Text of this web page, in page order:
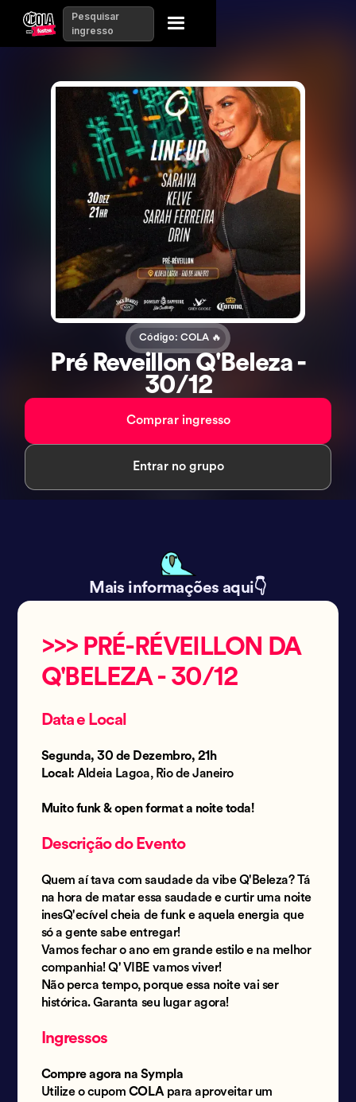
Pesquisar
ingresso
Código: COLA 🔥
Pré Reveillon Q'Beleza -
30/12
Comprar ingresso
Entrar no grupo
Mais informações aqui👇
>>> PRÉ-RÉVEILLON DA
Q'BELEZA - 30/12
Data e Local
Segunda, 30 de Dezembro, 21h
Local: Aldeia Lagoa, Rio de Janeiro
Muito funk & open format a noite toda!
Descrição do Evento
Quem aí tava com saudade da vibe Q'Beleza? Tá
na hora de matar essa saudade e curtir uma noite
inesQ'ecível cheia de funk e aquela energia que
só a gente sabe entregar!
Vamos fechar o ano em grande estilo e na melhor
companhia! Q' VIBE vamos viver!
Não perca tempo, porque essa noite vai ser
histórica. Garanta seu lugar agora!
Ingressos
Compre agora na Sympla
Utilize o cupom COLApara aproveitar um